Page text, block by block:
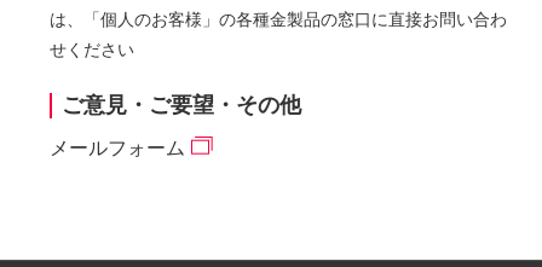
は、「個人のお客様」の各種金製品の窓口に直接お問い合わ
せください
ご意見・ご要望・その他
メールフォーム